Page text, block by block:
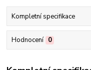
Kompletní specifikace
Hodnocení 0